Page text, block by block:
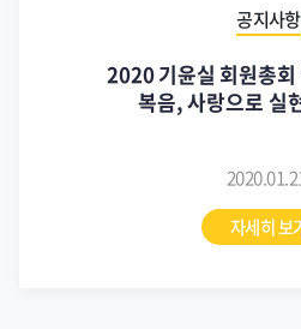
공지사항
2020 기윤실 회원총
복음, 사랑으로 실
자세히 보